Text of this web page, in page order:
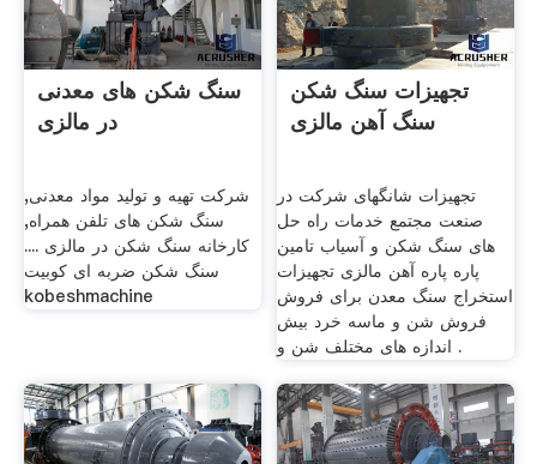
سنگ شکن های معدنی
در مالزی
شرکت تهیه و تولید مواد معدنی,
سنگ شکن های تلفن همراه,
کارخانه سنگ شکن در مالزی ....
سنگ شکن ضربه ای کوبیت
kobeshmachine
تجهیزات سنگ شکن
سنگ آهن مالزی
تجهیزات شانگهای شرکت در
صنعت مجتمع خدمات راه حل
های سنگ شکن و آسیاب تامین
پاره پاره آهن مالزی تجهیزات
استخراج سنگ معدن برای فروش
فروش شن و ماسه خرد بیش
اندازه های مختلف شن و .